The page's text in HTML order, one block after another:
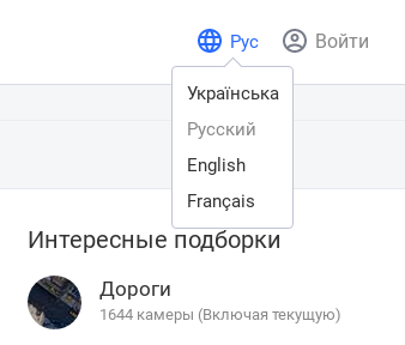
Войти
Рус
Українська
Русский
English
Français
Интересные подборки
Дороги
1644 камеры (Включая текущую)